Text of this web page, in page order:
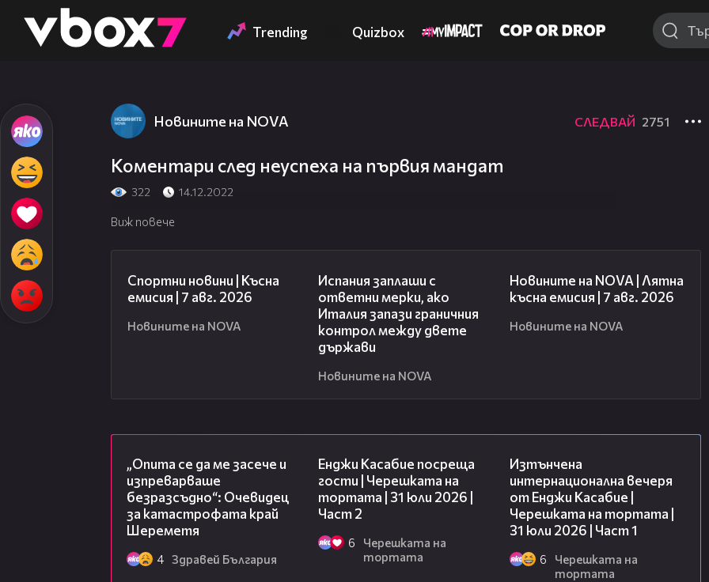
👾 Trending Quizbox
Новините на NOVA СЛЕДВАЙ 2751
Коментари след неуспеха на първия мандат
322 14.12.2022
Виж повече
Спортни новини | Късна
емисия | 7 авг. 2026
Новините на NOVA
Испания заплаши с
ответни мерки, ако
Италия запази граничния
контрол между двете
държави
Новините на NOVA
Новините на NOVA | Лятна
късна емисия | 7 авг. 2026
Новините на NOVA
„Опита се да ме засече и
изпреварваше
безразсъдно“: Очевидец
за катастрофата край
Шереметя
4 Здравей България
Енджи Касабие посреща
гости | Черешката на
тортата | 31 юли 2026 |
Част 2
6
Черешката на
тортата
Изтънчена
интернационална вечеря
от Енджи Касабие |
Черешката на тортата |
31 юли 2026 | Част 1
6
Черешката на
тортата